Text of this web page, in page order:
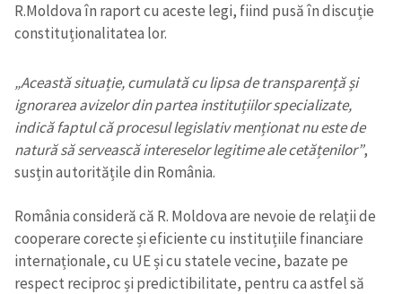
R.Moldova în raport cu aceste legi, fiind pusă în discuție
constituționalitatea lor.
„Această situație, cumulată cu lipsa de transparență și
ignorarea avizelor din partea instituțiilor specializate,
indică faptul că procesul legislativ menționat nu este de
natură să servească intereselor legitime ale cetățenilor”,
susțin autoritățile din România.
România consideră că R. Moldova are nevoie de relații de
cooperare corecte și eficiente cu instituțiile financiare
internaționale, cu UE și cu statele vecine, bazate pe
respect reciproc și predictibilitate, pentru ca astfel să